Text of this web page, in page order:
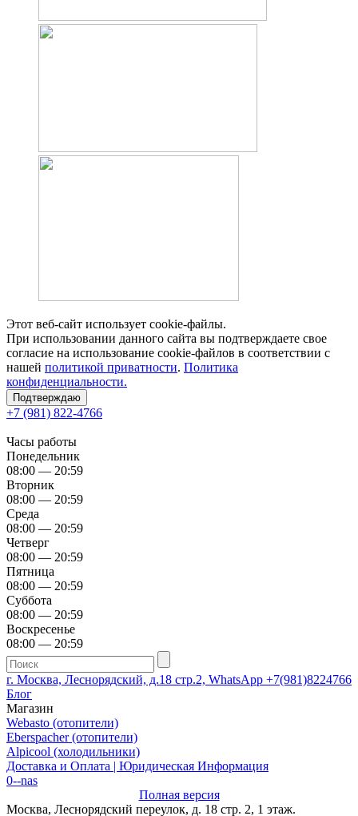
Этот веб-сайт использует cookie-файлы.
При использовании данного сайта вы подтверждаете свое
согласие на использование cookie-файлов в соответствии с
нашей политикой приватности. Политика
конфиденциальности.
Подтверждаю
+7 (981) 822-4766
Часы работы
Понедельник
08:00 — 20:59
Вторник
08:00 — 20:59
Среда
08:00 — 20:59
Четверг
08:00 — 20:59
Пятница
08:00 — 20:59
Суббота
08:00 — 20:59
Воскресенье
08:00 — 20:59
г. Москва, Леснорядский, д.18 стр.2, WhatsApp +7(981)8224766
Блог
Магазин
Webasto (отопители)
Eberspacher (отопители)
Alpicool (холодильники)
Доставка и Оплата | Юридическая Информация
0--nas
Полная версия
Москва, Леснорядский переулок, д. 18 стр. 2, 1 этаж.